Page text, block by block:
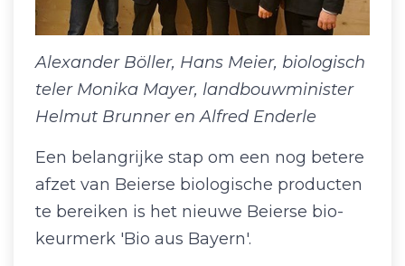
Alexander Böller, Hans Meier, biologisch
teler Monika Mayer, landbouwminister
Helmut Brunner en Alfred Enderle
Een belangrijke stap om een nog betere
afzet van Beierse biologische producten
te bereiken is het nieuwe Beierse bio-
keurmerk 'Bio aus Bayern'.